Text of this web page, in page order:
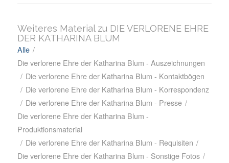
Weiteres Material zu DIE VERLORENE EHRE
DER KATHARINA BLUM
Alle /
Die verlorene Ehre der Katharina Blum - Auszeichnungen
/ Die verlorene Ehre der Katharina Blum - Kontaktbögen
/ Die verlorene Ehre der Katharina Blum - Korrespondenz
/ Die verlorene Ehre der Katharina Blum - Presse /
Die verlorene Ehre der Katharina Blum -
Produktionsmaterial
/ Die verlorene Ehre der Katharina Blum - Requisiten /
Die verlorene Ehre der Katharina Blum - Sonstige Fotos /